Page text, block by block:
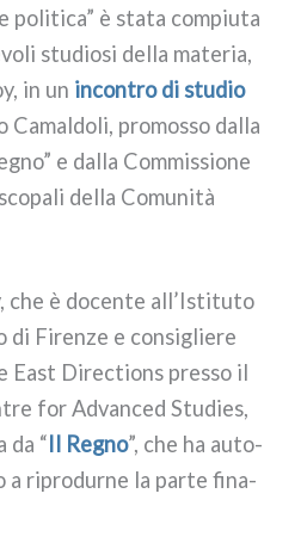
poli­ti­ca” è sta­ta com­piu­ta
stu­dio­si del­la mate­ria,
in un incon­tro di stu­dio
pro­mos­so dal­la
e dal­la Commissione
del­la Comunità
che è docen­te all’Istituto
di Firenze e con­si­glie­re
East Directions pres­so il
for Advanced Studies,
da “Il Regno”, che ha auto­
a ripro­dur­ne la par­te fina­